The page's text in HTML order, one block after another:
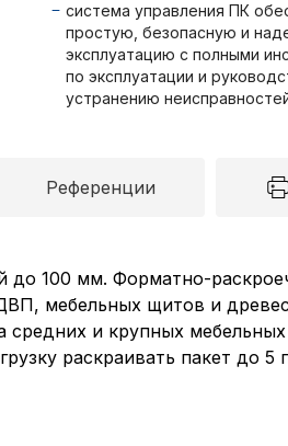
система управления ПК
простую, безопасную и
эксплуатацию с полными
по эксплуатации и
устранению
Референции
100 мм. Форматно-
мебельных щитов и
средних и крупных
раскраивать пакет до